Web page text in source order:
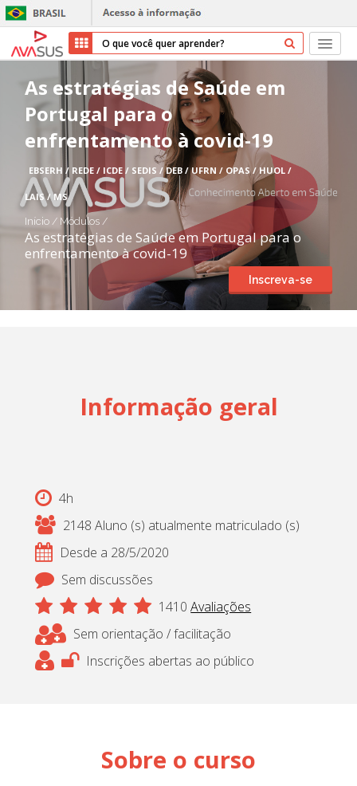
Início
Cursos
Parceiros
Sobre nós
Transparência
Repositório
Ajuda
pt_br
As estratégias de Saúde em
Portugal para o
enfrentamento à covid-19
EBSERH / REDE / ICDE / SEDIS / DEB / UFRN / OPAS / HUOL /
LAIS / MS
Início / Módulos/
As estratégias de Saúde em Portugal para o
enfrentamento à covid-19
Inscreva-se
Informação geral
4h
2148 Aluno (s) atualmente matriculado (s)
Desde a 28/5/2020
Sem discussões
1410 Avaliações
Sem orientação / facilitação
Inscrições abertas ao público
Sobre o curso